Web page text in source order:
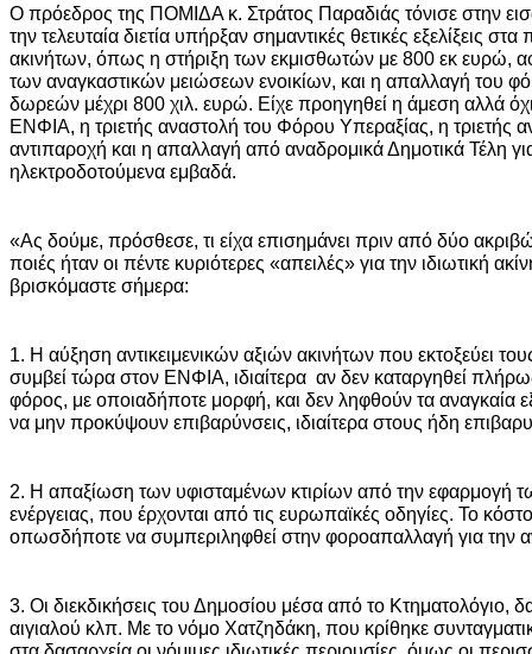
Ο πρόεδρος της ΠΟΜΙΔΑ κ. Στράτος Παραδιάς τόνισε στην
την τελευταία διετία υπήρξαν σημαντικές θετικές εξελίξεις
ακινήτων, όπως η στήριξη των εκμισθωτών με 800 εκ ευρώ,
των αναγκαστικών μειώσεων ενοικίων, και η απαλλαγή του
δωρεών μέχρι 800 χιλ. ευρώ. Είχε προηγηθεί η άμεση αλλά
ΕΝΦΙΑ, η τριετής αναστολή του Φόρου Υπεραξίας, η τριετής
αντιπαροχή και η απαλλαγή από αναδρομικά Δημοτικά Τέλη
ηλεκτροδοτούμενα εμβαδά.
«Ας δούμε, πρόσθεσε, τι είχα επισημάνει πριν από δύο
ποιές ήταν οι πέντε κυριότερες «απειλές» για την ιδιωτική
βρισκόμαστε σήμερα:
1. Η αύξηση αντικειμενικών αξιών ακινήτων που εκτοξεύει
συμβεί τώρα στον ΕΝΦΙΑ, ιδιαίτερα αν δεν καταργηθεί
φόρος, με οποιαδήποτε μορφή, και δεν ληφθούν τα αναγκαία
να μην προκύψουν επιβαρύνσεις, ιδιαίτερα στους ήδη
2. Η απαξίωση των υφισταμένων κτιρίων από την εφαρμογή
ενέργειας, που έρχονται από τις ευρωπαϊκές οδηγίες. Το
οπωσδήποτε να συμπεριληφθεί στην φοροαπαλλαγή για την
3. Οι διεκδικήσεις του Δημοσίου μέσα από το Κτηματολόγιο,
αιγιαλού κλπ. Με το νόμο Χατζηδάκη, που κρίθηκε